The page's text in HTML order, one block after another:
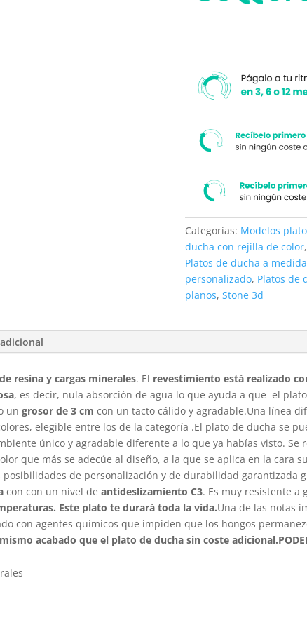
Categorías: Modelos
ducha con rejilla de color,
Platos de ducha a medida
personalizado, Platos de
planos,Stone 3d
resina y cargas minerales. El revestimiento está realizado
, es decir, nula absorción de agua lo que ayuda a que el
un grosor de 3 cm con un tacto cálido y agradable.Una línea
elegible entre los de la categoría .El plato de ducha se
único y agradable diferente a lo que ya habías visto. Se
que más se adecúe al diseño, a la que se aplica en la cara
de personalización y de durabilidad garantizada
con con un nivel deantideslizamiento C3. Es muy resistente a
Este plato te durará toda la vida.Una de las notas
con agentes químicos que impiden que los hongos
acabado que el plato de ducha sin coste adicional.